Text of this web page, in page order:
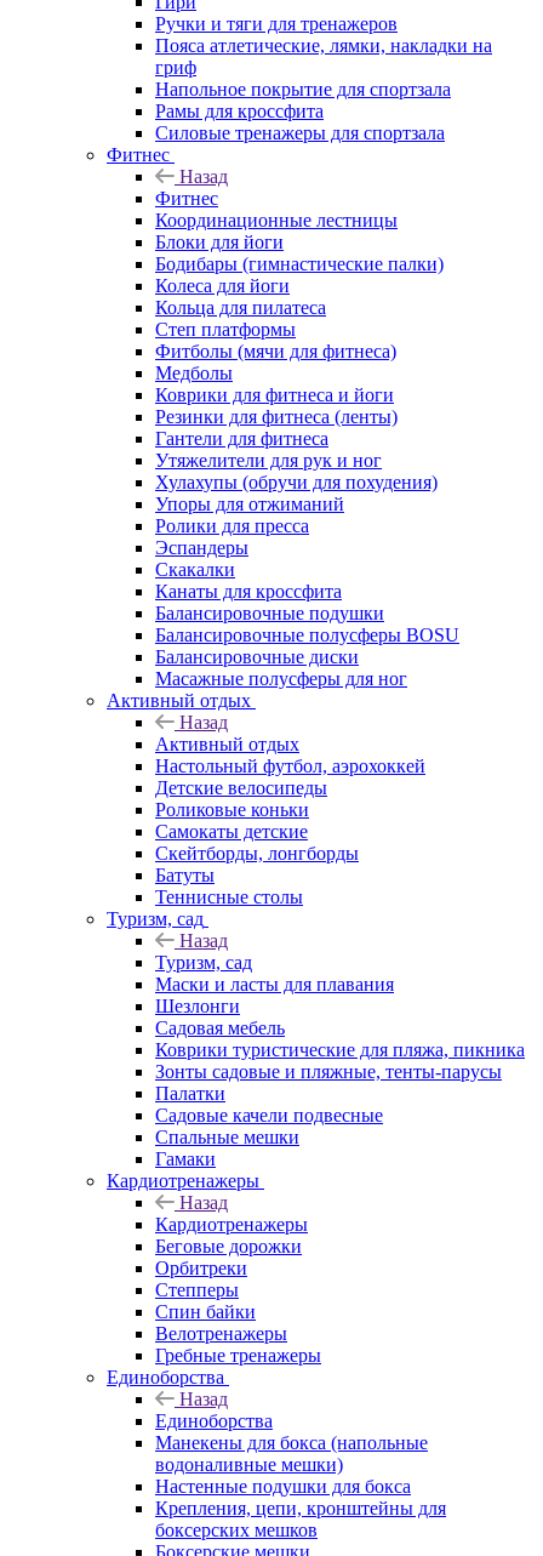
Ручки и тяги для тренажеров
Пояса атлетические, лямки, накладки на
гриф
Напольное покрытие для спортзала
Рамы для кроссфита
Силовые тренажеры для спортзала
Фитнес
Назад
Фитнес
Координационные лестницы
Блоки для йоги
Бодибары (гимнастические палки)
Колеса для йоги
Кольца для пилатеса
Степ платформы
Фитболы (мячи для фитнеса)
Медболы
Коврики для фитнеса и йоги
Резинки для фитнеса (ленты)
Гантели для фитнеса
Утяжелители для рук и ног
Хулахупы (обручи для похудения)
Упоры для отжиманий
Ролики для пресса
Эспандеры
Скакалки
Канаты для кроссфита
Балансировочные подушки
Балансировочные полусферы BOSU
Балансировочные диски
Масажные полусферы для ног
Активный отдых
Назад
Активный отдых
Настольный футбол, аэрохоккей
Детские велосипеды
Роликовые коньки
Самокаты детские
Скейтборды, лонгборды
Батуты
Теннисные столы
Туризм, сад
Назад
Туризм, сад
Маски и ласты для плавания
Шезлонги
Садовая мебель
Коврики туристические для пляжа, пикника
Зонты садовые и пляжные, тенты-парусы
Палатки
Садовые качели подвесные
Спальные мешки
Гамаки
Кардиотренажеры
Назад
Кардиотренажеры
Беговые дорожки
Орбитреки
Степперы
Спин байки
Велотренажеры
Гребные тренажеры
Единоборства
Назад
Единоборства
Манекены для бокса (напольные
водоналивные мешки)
Настенные подушки для бокса
Крепления, цепи, кронштейны для
боксерских мешков
Боксерские мешки